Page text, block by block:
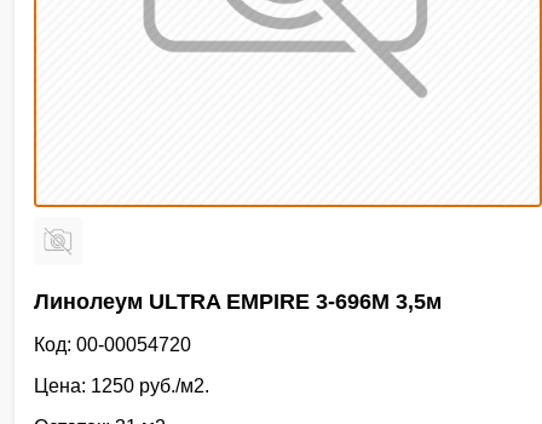
Линолеум ULTRA EMPIRE 3-696M 3,5м
Код: 00-00054720
Цена: 1250 руб./м2.